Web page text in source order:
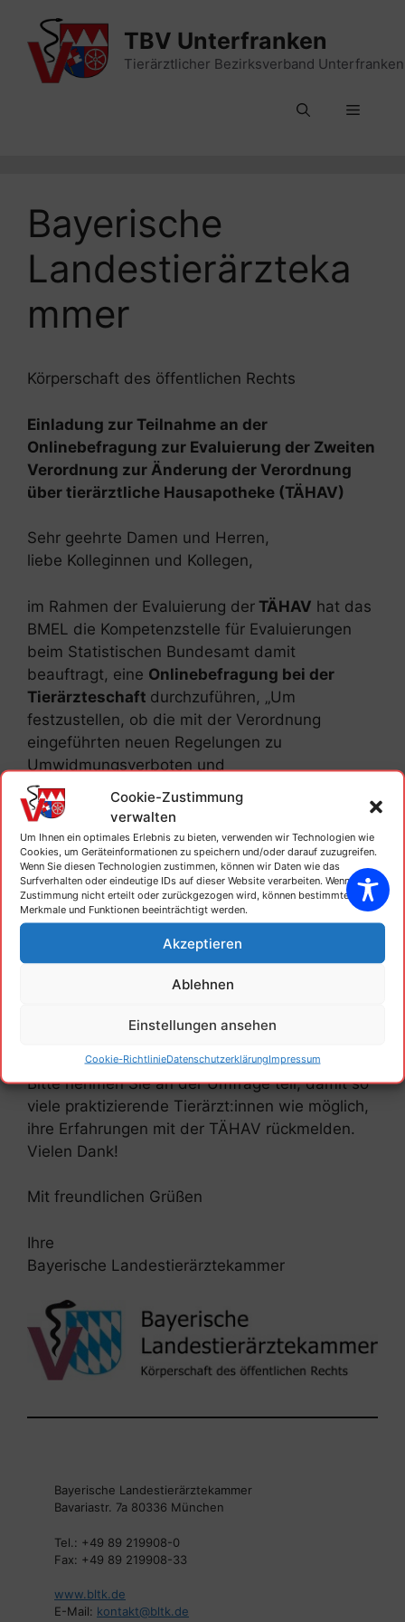
Cookie-Zustimmung
verwalten
Um Ihnen ein optimales Erlebnis zu bieten, verwenden wir Technologien wie
Cookies, um Geräteinformationen zu speichern und/oder darauf zuzugreifen.
Wenn Sie diesen Technologien zustimmen, können wir Daten wie das
Surfverhalten oder eindeutige IDs auf dieser Website verarbeiten. Wenn die
Zustimmung nicht erteilt oder zurückgezogen wird, können bestimmte
Merkmale und Funktionen beeinträchtigt werden.
Akzeptieren
Ablehnen
Einstellungen ansehen
Cookie-RichtlinieDatenschutzerklärungImpressum
springen
TBV Unterfranken
Tierärztlicher Bezirksverband Unterfranken
Menü
Bayerische
Landestierärzteka
mmer
Körperschaft des öffentlichen Rechts
Einladung zur Teilnahme an der
Onlinebefragung zur Evaluierung der Zweiten
Verordnung zur Änderung der Verordnung
über tierärztliche Hausapotheke (TÄHAV)
Sehr geehrte Damen und Herren,
liebe Kolleginnen und Kollegen,
im Rahmen der Evaluierung der TÄHAV hat das
BMEL die Kompetenzstelle für Evaluierungen
beim Statistischen Bundesamt damit
beauftragt, eine Onlinebefragung bei der
Tierärzteschaft durchzuführen, „Um
festzustellen, ob die mit der Verordnung
eingeführten neuen Regelungen zu
Umwidmungsverboten und
Antibiogrammpflichten wirksam sind, und um
etwaige Verbesserungspotentiale der Zweiten
Verordnung zur Änderung der TÄHAV zu
identifizieren“.
Die Umfrage kann unter folgendem Link
aufgerufen werden:
https://destatis.sslsurvey.de/tieraerztlicheHaus
zum 27. Oktober 2023.
Bitte nehmen Sie an der Umfrage teil, damit so
viele praktizierende Tierärzt:innen wie möglich,
ihre Erfahrungen mit der TÄHAV rückmelden.
Vielen Dank!
Mit freundlichen Grüßen
Ihre
Bayerische Landestierärztekammer
Bayerische Landestierärztekammer
Bavariastr. 7a 80336 München
Tel.: +49 89 219908-0
Fax: +49 89 219908-33
www.bltk.de
E-Mail: kontakt@bltk.de